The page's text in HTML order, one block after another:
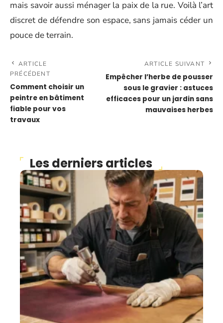
mais savoir aussi ménager la paix de la rue. Voilà l’art
discret de défendre son espace, sans jamais céder un
pouce de terrain.
ARTICLE
PRÉCÉDENT
Comment choisir un
peintre en bâtiment
fiable pour vos
travaux
ARTICLE SUIVANT
Empêcher l’herbe de pousser
sous le gravier : astuces
efficaces pour un jardin sans
mauvaises herbes
Les derniers articles